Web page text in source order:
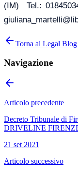
(IM) Tel.:
Torna al Legal Blog
Navigazione
Articolo precedente
Decreto Tribunale di
DRIVELINE
21 set 2021
Articolo successivo